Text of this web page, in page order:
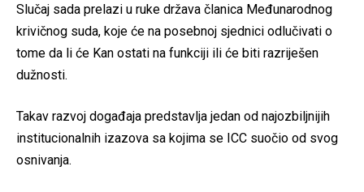
Slučaj sada prelazi u ruke država članica Međunarodnog
krivičnog suda, koje će na posebnoj sjednici odlučivati o
tome da li će Kan ostati na funkciji ili će biti razriješen
dužnosti.
Takav razvoj događaja predstavlja jedan od najozbiljnijih
institucionalnih izazova sa kojima se ICC suočio od svog
osnivanja.